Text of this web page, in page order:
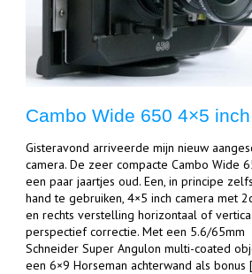
Cambo Wide 650 4×5 inch
Gisteravond arriveerde mijn nieuw
camera. De zeer compacte Cambo Wide
een paar jaartjes oud. Een, in principe
hand te gebruiken, 4×5 inch camera met
en rechts verstelling horizontaal of
perspectief correctie. Met een 5.6/65mm
Schneider Super Angulon multi-coated
een 6×9 Horseman achterwand als bonus